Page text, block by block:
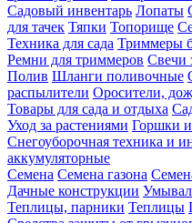
Садовый инвентарь Лопаты
для тачек Тяпки Топорище
Техника для сада Триммеры
Ремни для триммеров Свечи
Полив Шланги поливочные
распылители Оросители,
Товары для сада и отдыха
Уход за растениями Горшки
Снегоуборочная техника и
аккумуляторные
Семена Семена газона
Дачные конструкции
Теплицы, парники Теплицы